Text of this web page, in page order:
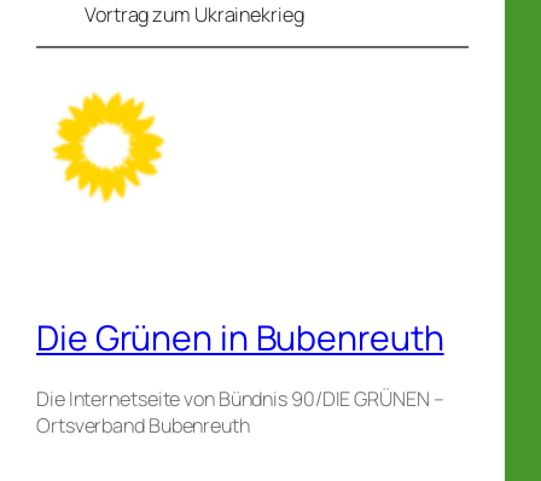
Vortrag zum Ukrainekrieg
Die Grünen in Bubenreuth
Die Internetseite von Bündnis 90/DIE GRÜNEN –
Ortsverband Bubenreuth